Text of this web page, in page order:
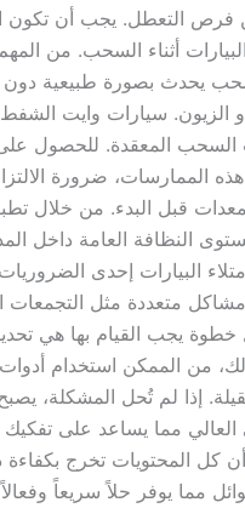
التعطل. يجب أن تكون
أثناء السحب. من
يحدث بصورة طبيعية
سيارات وايت الشفط
السحب المعقدة. للحصول
الممارسات، ضرورة
قبل البدء. من خلال
النظافة العامة داخل
البيارات إحدى
متعددة مثل التجمعات
خطوة يجب القيام بها هي
من الممكن استخدام
إذا لم تُحل المشكلة،
العالي مما يساعد على
أن كل المحتويات تخرج
مما يوفر حلاً سريعاً